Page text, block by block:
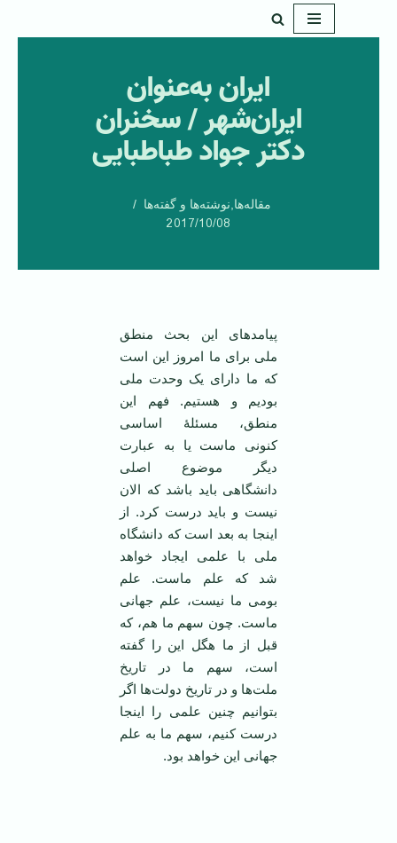
ایران‌ به‌عنوان
ایران‌شهر / سخنران
دکتر جواد طباطبایی
مقاله‌ها,نوشته‌ها و گفته‌ها
2017/10/08
پیامدهای این بحث منطق
ملی برای ما امروز این است
که ما دارای یک وحدت ملی
بودیم و هستیم. فهم این
منطق، مسئلۀ اساسی
کنونی ماست یا به عبارت
دیگر موضوع اصلی
دانشگاهی باید باشد که الان
نیست و باید درست کرد. از
اینجا به بعد است که دانشگاه
ملی با علمی ایجاد خواهد
شد که علم ماست. علم
بومی ما نیست، علم جهانی
ماست. چون سهم ما هم، که
قبل از ما هگل این را گفته
است، سهم ما در تاریخ
ملت‌ها و در تاریخ دولت‌ها اگر
بتوانیم چنین علمی را اینجا
درست کنیم، سهم ما به علم
جهانی این خواهد بود.